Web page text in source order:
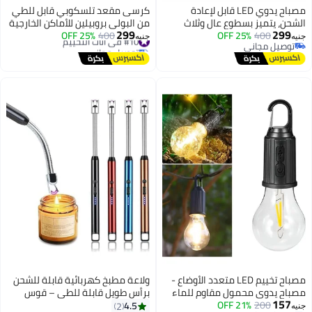
مصباح يدوي LED قابل لإعادة
الشحن، يتميز بسطوع عالٍ وثلاث
لمبات داخلية.
جنيه299
400
25% OFF
توصيل مجاني
توصيل مجاني
كرسى مقعد تلسكوبي قابل للطي
من البولي بروبيلين للأماكن الخارجية
والداخليه متعدد الاستخدام
جنيه299
400
25% OFF #10 في أثاث التخييم
توصيل مجاني
#10 في أثاث التخييم
مصباح تخييم LED متعدد الأوضاع -
مصباح يدوي محمول مقاوم للماء
للخيمة، والمشي لمسافات طويلة،
جنيه157
200
21% OFF
ولاعة مطبخ كهربائية قابلة للشحن
برأس طويل قابلة للطي – قوس
بلازما مقاوم للرياح – مؤشر بطارية
4.5
2